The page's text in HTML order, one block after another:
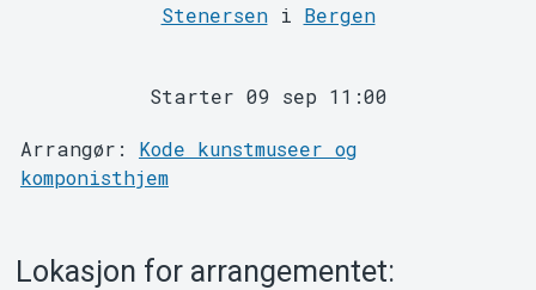
Support
Stenerseni Bergen
Starter 09 sep 11:00
Arrangør: Kode kunstmuseer og
komponisthjem
Lokasjon for arrangementet: